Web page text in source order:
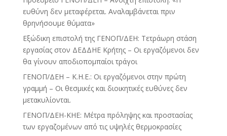
ευθύνη δεν μεταφέρεται. Αναλαμβάνεται πριν
θρηνήσουμε θύματα»
Εξώδικη επιστολή της ΓΕΝΟΠ/ΔΕΗ: Τετράωρη στάση
εργασίας στον ΔΕΔΔΗΕ Κρήτης – Οι εργαζόμενοι δεν
θα γίνουν αποδιοπομπαίοι τράγοι
ΓΕΝΟΠ/ΔΕΗ – Κ.Η.Ε.: Οι εργαζόμενοι στην πρώτη
γραμμή – Οι θεσμικές και διοικητικές ευθύνες δεν
μετακυλίονται.
ΓΕΝΟΠ/ΔΕΗ-ΚΗΕ: Μέτρα πρόληψης και προστασίας
των εργαζομένων από τις υψηλές θερμοκρασίες